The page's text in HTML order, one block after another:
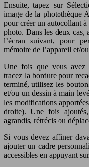
Ensuite, tapez sur
image de la photothèque
pour créer un autocollant à
photo. Dans les deux cas,
l’écran suivant, pour
mémoire de l’appareil et/
Une fois que vous avez
tracez la bordure pour
terminé, utilisez les
et/ou un dessin à main
les modifications
droite). Une fois
agrandis, rétrécis ou
Si vous devez affiner
ajouter un cadre
accessibles en appuyant